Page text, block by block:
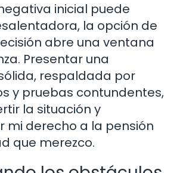
inicial puede
la opción de
abre una ventana
Presentar una
respaldada por
y pruebas contundentes,
la situación y
mi derecho a la pensión
que merezco.